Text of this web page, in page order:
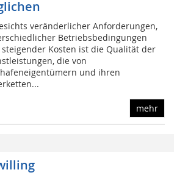
veränderlicher Anforderungen,
Betriebsbedingungen
Kosten ist die Qualität der
die von
und ihren
mehr